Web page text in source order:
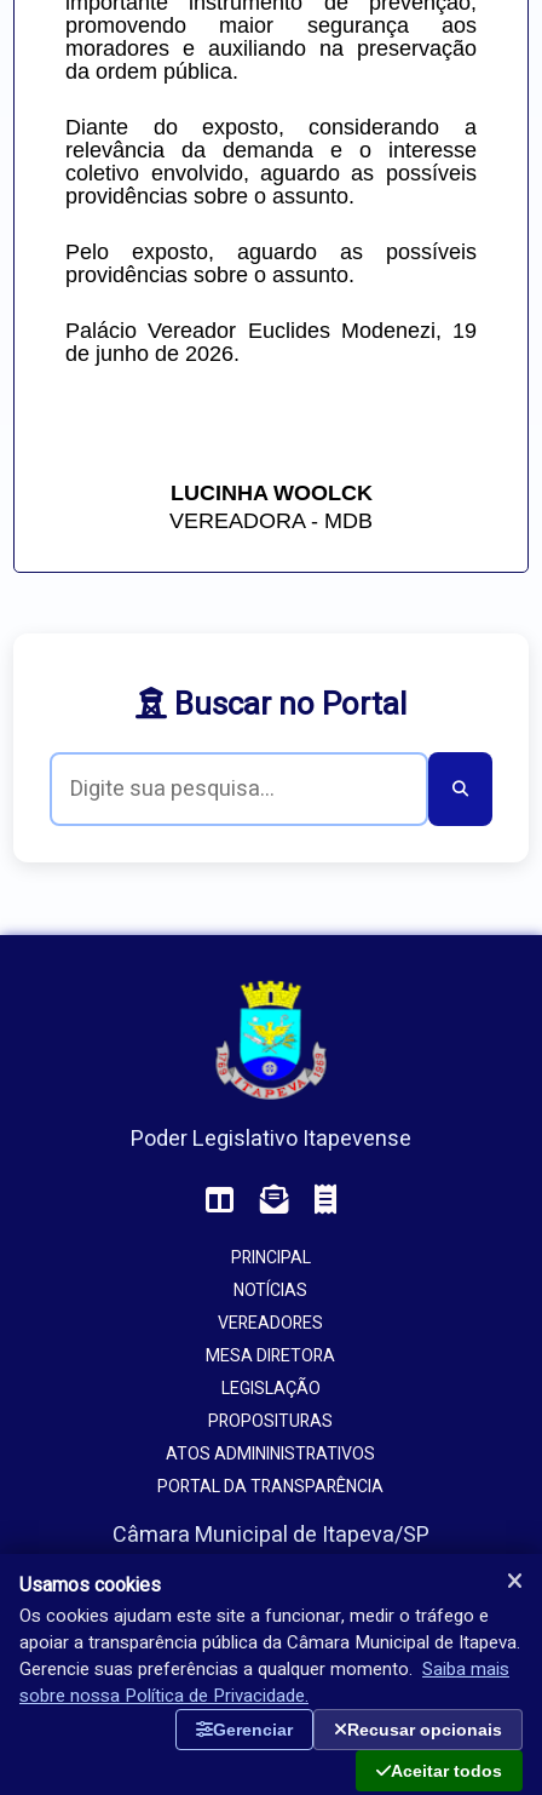
promovendo maior segurança aos
moradores e auxiliando na preservação
da ordem pública.
Diante do exposto, considerando a
relevância da demanda e o interesse
coletivo envolvido, aguardo as possíveis
providências sobre o assunto.
Pelo exposto, aguardo as possíveis
providências sobre o assunto.
Palácio Vereador Euclides Modenezi, 19
de junho de 2026.
LUCINHA WOOLCK
VEREADORA - MDB
Buscar no Portal
Poder Legislativo Itapevense
PRINCIPAL
NOTÍCIAS
VEREADORES
MESA DIRETORA
LEGISLAÇÃO
PROPOSITURAS
ATOS ADMININISTRATIVOS
PORTAL DA TRANSPARÊNCIA
Câmara Municipal de Itapeva/SP
Jardim Europa - Itapeva - SP - Brasil
(15) 3524-9200
Seg-sex: 08h-18h
Usamos cookies
Os cookies ajudam este site a funcionar, medir o tráfego e
apoiar a transparência pública da Câmara Municipal de Itapeva.
Gerencie suas preferências a qualquer momento. Saiba mais
sobre nossa Política de Privacidade.
Gerenciar Recusar opcionais
Aceitar todos